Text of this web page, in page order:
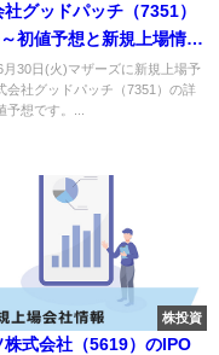
グッドパッチ（7351）
初値予想と新規上場情報
月30日(火)マザーズに新規上場予
会社グッドパッチ（7351）の詳
予想です。...
株投資
株式会社（5619）のIPO